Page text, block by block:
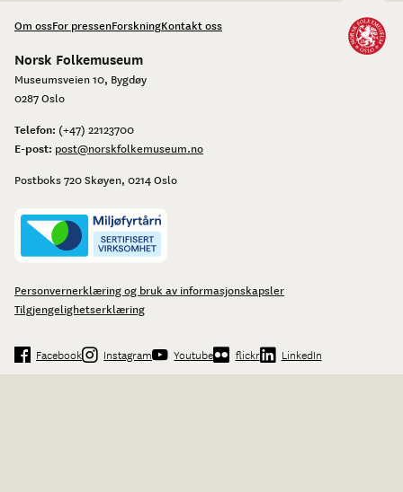
Om ossFor pressenForskningKontakt oss
Norsk Folkemuseum
Museumsveien 10, Bygdøy
0287 Oslo
Telefon: (+47) 22123700
E-post: post@norskfolkemuseum.no
Postboks 720 Skøyen, 0214 Oslo
Personvernerklæring og bruk av informasjonskapsler
Tilgjengelighetserklæring
Facebook Instagram Youtube flickr LinkedIn